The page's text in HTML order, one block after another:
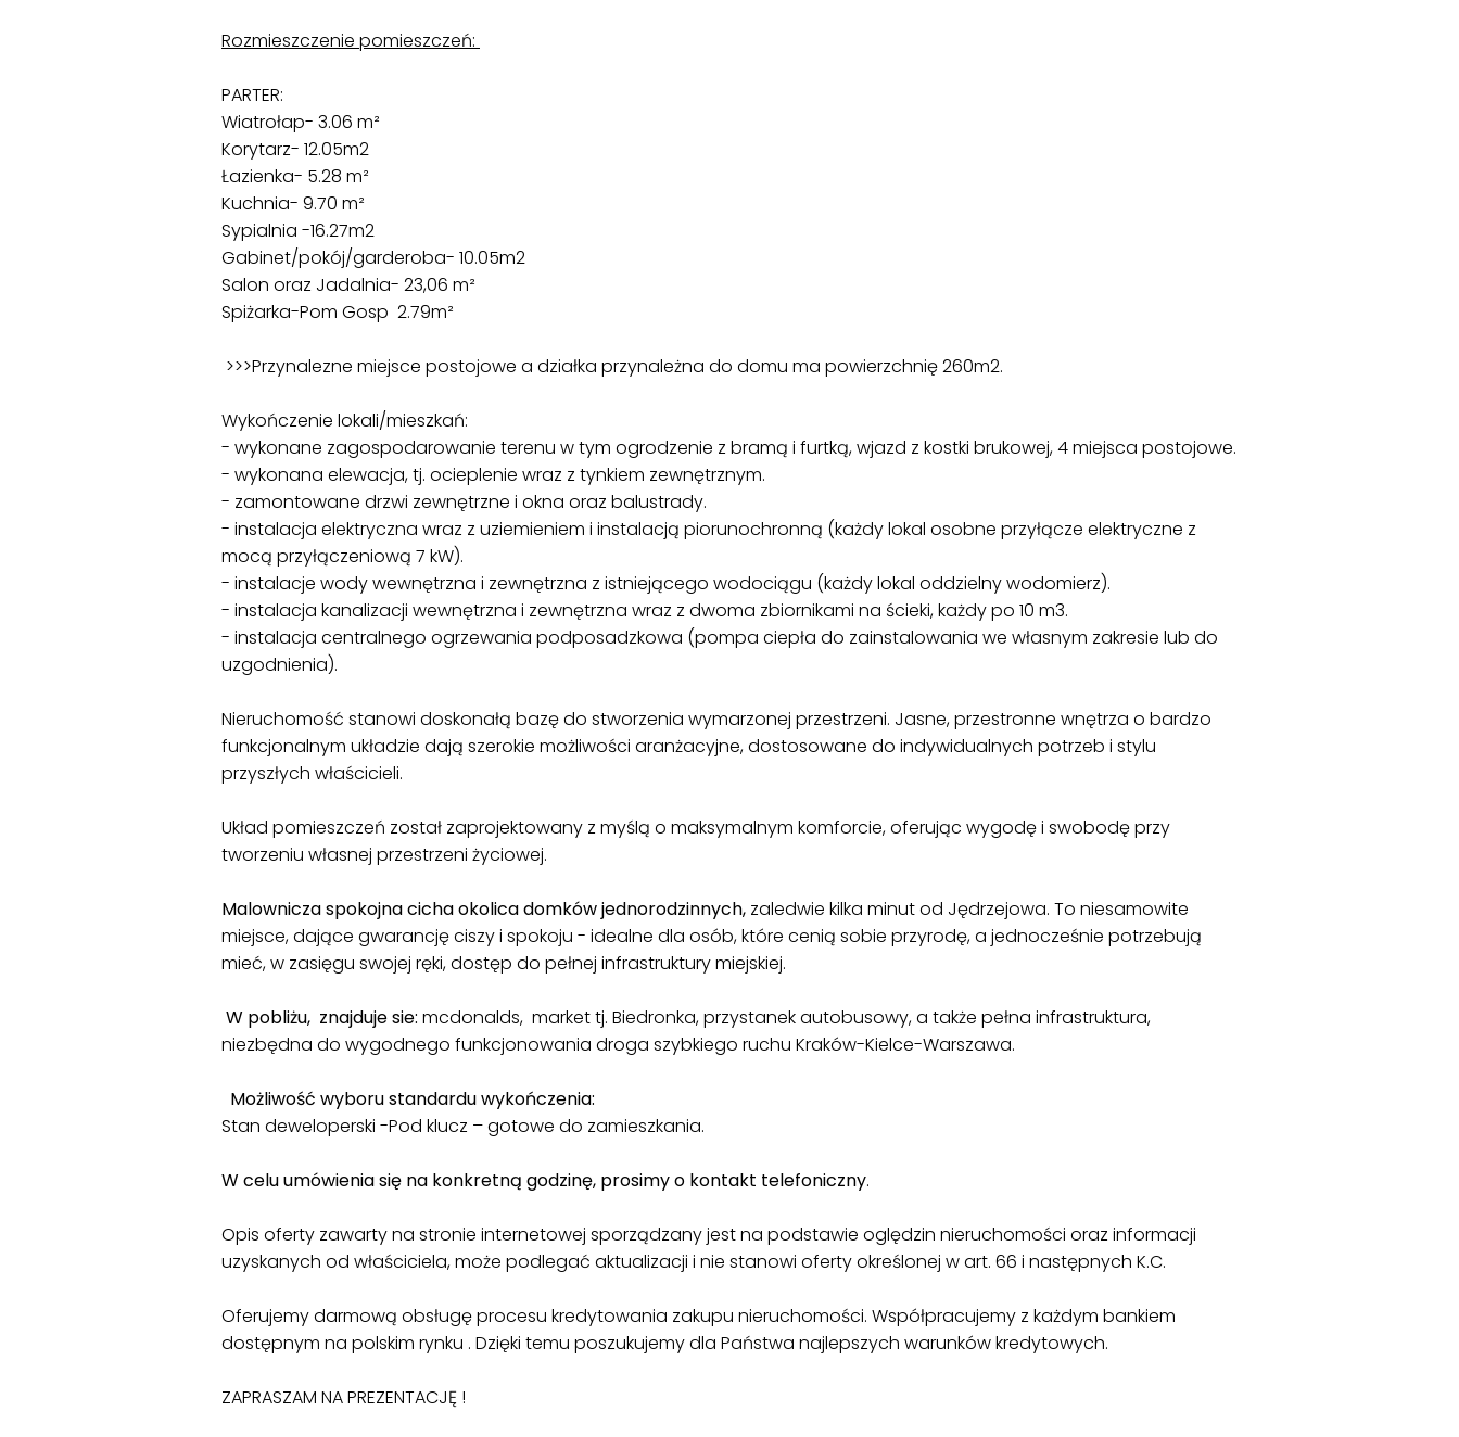
Rozmieszczenie pomieszczeń:
PARTER:
Wiatrołap- 3.06 m²
Korytarz- 12.05m2
Łazienka- 5.28 m²
Kuchnia- 9.70 m²
Sypialnia -16.27m2
Gabinet/pokój/garderoba- 10.05m2
Salon oraz Jadalnia- 23,06 m²
Spiżarka-Pom Gosp 2.79m²
>>>Przynalezne miejsce postojowe a działka przynależna do domu ma powierzchnię 260m2.
Wykończenie lokali/mieszkań:
- wykonane zagospodarowanie terenu w tym ogrodzenie z bramą i furtką, wjazd z kostki brukowej, 4 miejsca postojowe.
- wykonana elewacja, tj. ocieplenie wraz z tynkiem zewnętrznym.
- zamontowane drzwi zewnętrzne i okna oraz balustrady.
- instalacja elektryczna wraz z uziemieniem i instalacją piorunochronną (każdy lokal osobne przyłącze elektryczne z
mocą przyłączeniową 7 kW).
- instalacje wody wewnętrzna i zewnętrzna z istniejącego wodociągu (każdy lokal oddzielny wodomierz).
- instalacja kanalizacji wewnętrzna i zewnętrzna wraz z dwoma zbiornikami na ścieki, każdy po 10 m3.
- instalacja centralnego ogrzewania podposadzkowa (pompa ciepła do zainstalowania we własnym zakresie lub do
uzgodnienia).
Nieruchomość stanowi doskonałą bazę do stworzenia wymarzonej przestrzeni. Jasne, przestronne wnętrza o bardzo
funkcjonalnym układzie dają szerokie możliwości aranżacyjne, dostosowane do indywidualnych potrzeb i stylu
przyszłych właścicieli.
Układ pomieszczeń został zaprojektowany z myślą o maksymalnym komforcie, oferując wygodę i swobodę przy
tworzeniu własnej przestrzeni życiowej.
Malownicza spokojna cicha okolica domków jednorodzinnych, zaledwie kilka minut od Jędrzejowa. To niesamowite
miejsce, dające gwarancję ciszy i spokoju - idealne dla osób, które cenią sobie przyrodę, a jednocześnie potrzebują
mieć, w zasięgu swojej ręki, dostęp do pełnej infrastruktury miejskiej.
W pobliżu, znajduje sie: mcdonalds, market tj. Biedronka, przystanek autobusowy, a także pełna infrastruktura,
niezbędna do wygodnego funkcjonowania droga szybkiego ruchu Kraków-Kielce-Warszawa.
Możliwość wyboru standardu wykończenia:
Stan deweloperski -Pod klucz – gotowe do zamieszkania.
W celu umówienia się na konkretną godzinę, prosimy o kontakt telefoniczny.
Opis oferty zawarty na stronie internetowej sporządzany jest na podstawie oględzin nieruchomości oraz informacji
uzyskanych od właściciela, może podlegać aktualizacji i nie stanowi oferty określonej w art. 66 i następnych K.C.
Oferujemy darmową obsługę procesu kredytowania zakupu nieruchomości. Współpracujemy z każdym bankiem
dostępnym na polskim rynku . Dzięki temu poszukujemy dla Państwa najlepszych warunków kredytowych.
ZAPRASZAM NA PREZENTACJĘ !